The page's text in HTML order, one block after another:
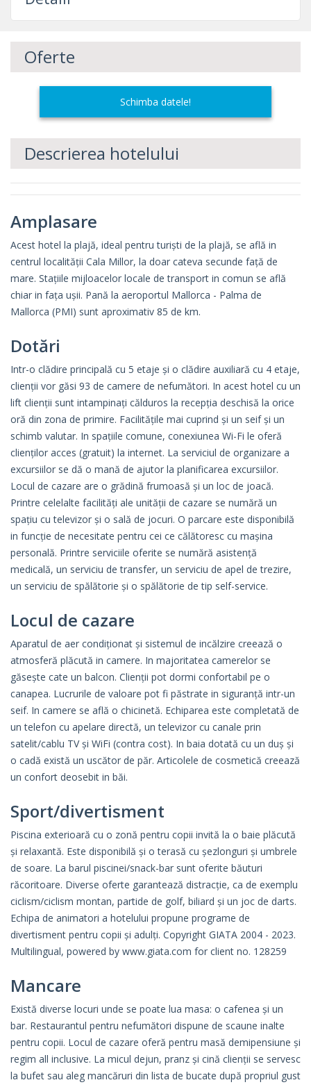
Oferte
Schimba datele!
Descrierea hotelului
Amplasare
Acest hotel la plajă, ideal pentru turiști de la plajă, se află in
centrul localității Cala Millor, la doar cateva secunde față de
mare. Stațiile mijloacelor locale de transport in comun se află
chiar in fața ușii. Pană la aeroportul Mallorca - Palma de
Mallorca (PMI) sunt aproximativ 85 de km.
Dotări
Intr-o clădire principală cu 5 etaje și o clădire auxiliară cu 4 etaje,
clienții vor găsi 93 de camere de nefumători. In acest hotel cu un
lift clienții sunt intampinați călduros la recepția deschisă la orice
oră din zona de primire. Facilitățile mai cuprind și un seif și un
schimb valutar. In spațiile comune, conexiunea Wi-Fi le oferă
clienților acces (gratuit) la internet. La serviciul de organizare a
excursiilor se dă o mană de ajutor la planificarea excursiilor.
Locul de cazare are o grădină frumoasă și un loc de joacă.
Printre celelalte facilități ale unității de cazare se numără un
spațiu cu televizor și o sală de jocuri. O parcare este disponibilă
in funcție de necesitate pentru cei ce călătoresc cu mașina
personală. Printre serviciile oferite se numără asistență
medicală, un serviciu de transfer, un serviciu de apel de trezire,
un serviciu de spălătorie și o spălătorie de tip self-service.
Locul de cazare
Aparatul de aer condiționat și sistemul de incălzire creează o
atmosferă plăcută in camere. In majoritatea camerelor se
găsește cate un balcon. Clienții pot dormi confortabil pe o
canapea. Lucrurile de valoare pot fi păstrate in siguranță intr-un
seif. In camere se află o chicinetă. Echiparea este completată de
un telefon cu apelare directă, un televizor cu canale prin
satelit/cablu TV și WiFi (contra cost). In baia dotată cu un duș și
o cadă există un uscător de păr. Articolele de cosmetică creează
un confort deosebit in băi.
Sport/divertisment
Piscina exterioară cu o zonă pentru copii invită la o baie plăcută
și relaxantă. Este disponibilă și o terasă cu șezlonguri și umbrele
de soare. La barul piscinei/snack-bar sunt oferite băuturi
răcoritoare. Diverse oferte garantează distracție, ca de exemplu
ciclism/ciclism montan, partide de golf, biliard și un joc de darts.
Echipa de animatori a hotelului propune programe de
divertisment pentru copii și adulți. Copyright GIATA 2004 - 2023.
Multilingual, powered by www.giata.com for client no. 128259
Mancare
Există diverse locuri unde se poate lua masa: o cafenea și un
bar. Restaurantul pentru nefumători dispune de scaune inalte
pentru copii. Locul de cazare oferă pentru masă demipensiune și
regim all inclusive. La micul dejun, pranz și cină clienții se servesc
la bufet sau aleg mancăruri din lista de bucate după propriul gust